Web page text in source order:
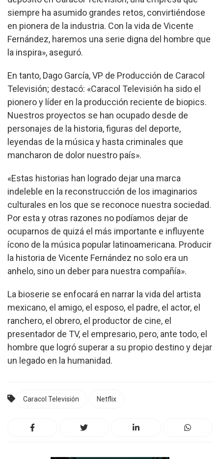
siempre ha asumido grandes retos, convirtiéndose
en pionera de la industria. Con la vida de Vicente
Fernández, haremos una serie digna del hombre que
la inspira», aseguró.
En tanto, Dago García, VP de Producción de Caracol
Televisión; destacó: «Caracol Televisión ha sido el
pionero y líder en la producción reciente de biopics.
Nuestros proyectos se han ocupado desde de
personajes de la historia, figuras del deporte,
leyendas de la música y hasta criminales que
mancharon de dolor nuestro país».
«Estas historias han logrado dejar una marca
indeleble en la reconstrucción de los imaginarios
culturales en los que se reconoce nuestra sociedad.
Por esta y otras razones no podíamos dejar de
ocuparnos de quizá el más importante e influyente
ícono de la música popular latinoamericana. Producir
la historia de Vicente Fernández no solo era un
anhelo, sino un deber para nuestra compañía».
La bioserie se enfocará en narrar la vida del artista
mexicano, el amigo, el esposo, el padre, el actor, el
ranchero, el obrero, el productor de cine, el
presentador de TV, el empresario, pero, ante todo, el
hombre que logró superar a su propio destino y dejar
un legado en la humanidad.
Caracol Televisión Netflix